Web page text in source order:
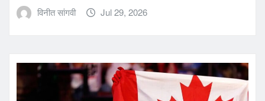
विनीत सांगवी Jul 29, 2026